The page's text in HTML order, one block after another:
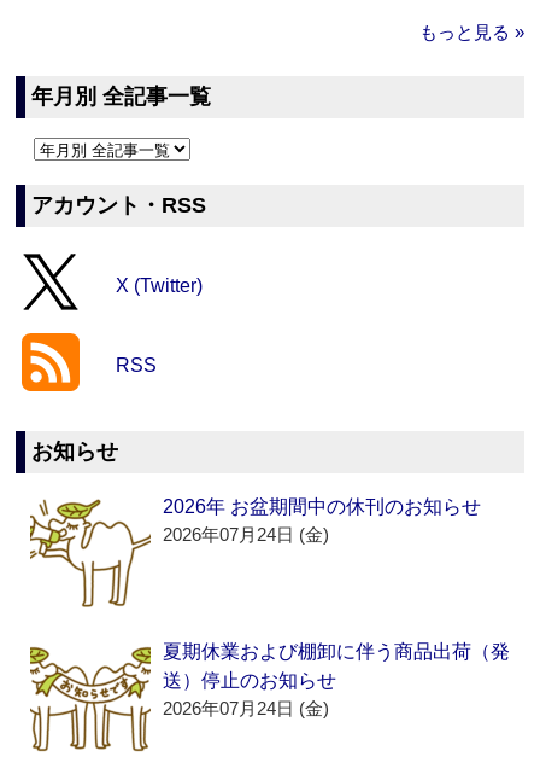
もっと見る »
年月別 全記事一覧
アカウント・RSS
X (Twitter)
RSS
お知らせ
2026年 お盆期間中の休刊のお知らせ
2026年07月24日 (金)
夏期休業および棚卸に伴う商品出荷（発
送）停止のお知らせ
2026年07月24日 (金)